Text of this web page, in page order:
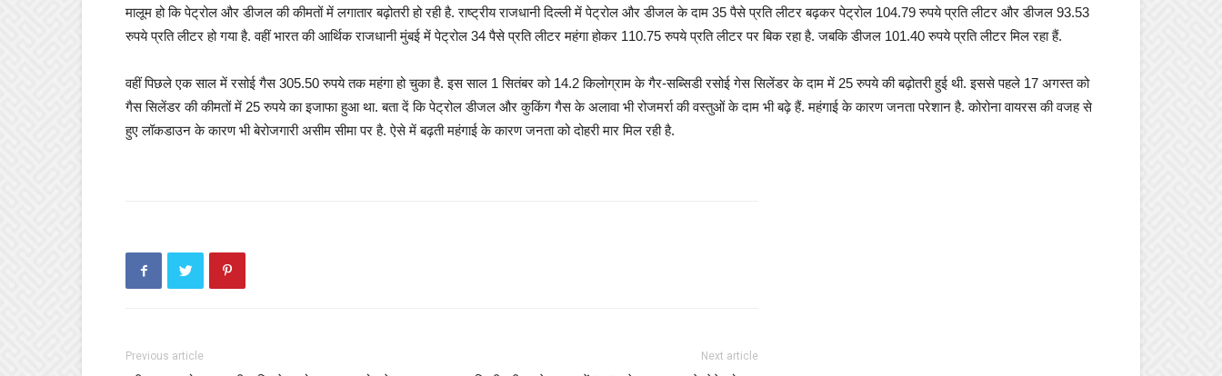
मालूम हो कि पेट्रोल और डीजल की कीमतों में लगातार बढ़ोतरी हो रही है. राष्ट्रीय राजधानी दिल्ली में पेट्रोल और डीजल के दाम 35 पैसे प्रति लीटर बढ़कर पेट्रोल 104.79 रुपये प्रति लीटर और डीजल 93.53
रुपये प्रति लीटर हो गया है. वहीं भारत की आर्थिक राजधानी मुंबई में पेट्रोल 34 पैसे प्रति लीटर महंगा होकर 110.75 रुपये प्रति लीटर पर बिक रहा है. जबकि डीजल 101.40 रुपये प्रति लीटर मिल रहा हैं.
वहीं पिछले एक साल में रसोई गैस 305.50 रुपये तक महंगा हो चुका है. इस साल 1 सितंबर को 14.2 किलोग्राम के गैर-सब्सिडी रसोई गेस सिलेंडर के दाम में 25 रुपये की बढ़ोतरी हुई थी. इससे पहले 17 अगस्त को
गैस सिलेंडर की कीमतों में 25 रुपये का इजाफा हुआ था. बता दें कि पेट्रोल डीजल और कुकिंग गैस के अलावा भी रोजमर्रा की वस्तुओं के दाम भी बढ़े हैं. महंगाई के कारण जनता परेशान है. कोरोना वायरस की वजह से
हुए लॉकडाउन के कारण भी बेरोजगारी असीम सीमा पर है. ऐसे में बढ़ती महंगाई के कारण जनता को दोहरी मार मिल रही है.
Previous article Next article